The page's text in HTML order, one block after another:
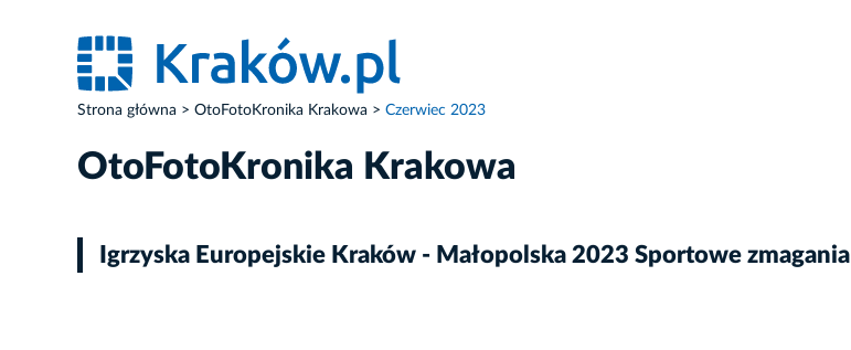
Strona główna OtoFotoKronika Krakowa Czerwiec 2023
OtoFotoKronika Krakowa
Igrzyska Europejskie Kraków - Małopolska 2023 Sportowe zmagania